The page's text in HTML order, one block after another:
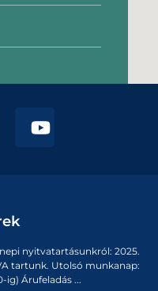
nyitvatartásunkról: 2025.
tartunk. Utolsó munkanap:
ig) Árufeladás ...